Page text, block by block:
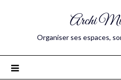
Archi
Organiser ses espaces,